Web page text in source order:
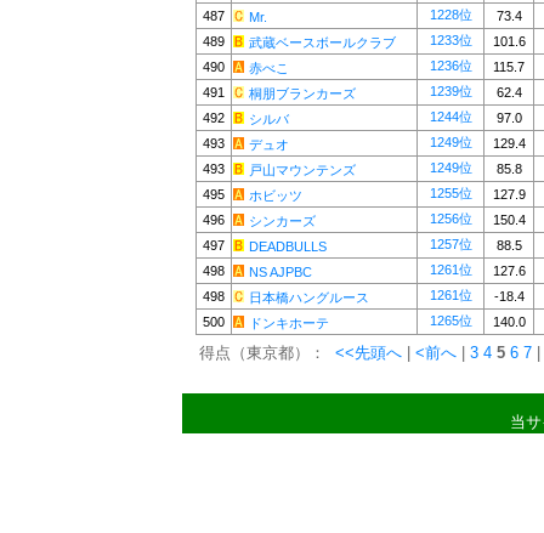
487
Mr. 1228位
73.4
489
武蔵ベースボールクラブ 1233位
101.6
490
赤べこ 1236位
115.7
491
桐朋ブランカーズ 1239位
62.4
492
シルバ 1244位
97.0
493
デュオ 1249位
129.4
493
戸山マウンテンズ 1249位
85.8
495
ホビッツ 1255位
127.9
496
シンカーズ 1256位
150.4
497
DEADBULLS 1257位
88.5
498
NS AJPBC 1261位
127.6
498
日本橋ハングルース 1261位
-18.4
500
ドンキホーテ 1265位 140.0
得点（東京都）： <<先頭へ <前へ 3 4 5 6 7
当